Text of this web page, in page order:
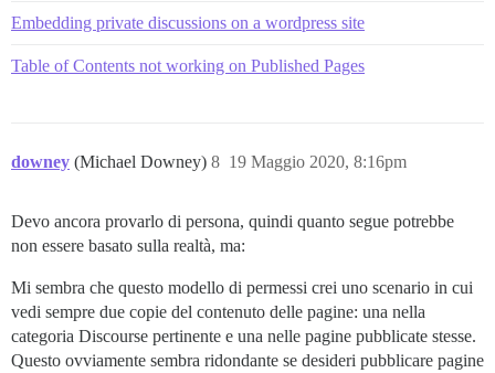
Embedding private discussions on a wordpress site
Table of Contents not working on Published Pages
downey (Michael Downey) 19 Maggio 2020, 8:16pm
8
Devo ancora provarlo di persona, quindi quanto segue potrebbe
non essere basato sulla realtà, ma:
Mi sembra che questo modello di permessi crei uno scenario in cui
vedi sempre due copie del contenuto delle pagine: una nella
categoria Discourse pertinente e una nelle pagine pubblicate stesse.
Questo ovviamente sembra ridondante se desideri pubblicare pagine